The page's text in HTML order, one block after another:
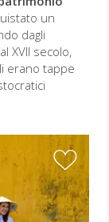
un
dagli
XVII secolo,
erano tappe